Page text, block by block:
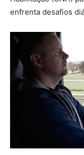
enfrenta desafios